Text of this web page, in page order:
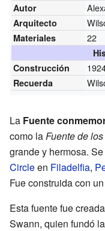
Autor
Arquitecto
Materiales 22
Construcción
Recuerda
La Fuente
como laFuente de
grande y hermosa.
Circleen Filadelfia,
Fue construida con
Esta fuente fue
Swann, quien fundó